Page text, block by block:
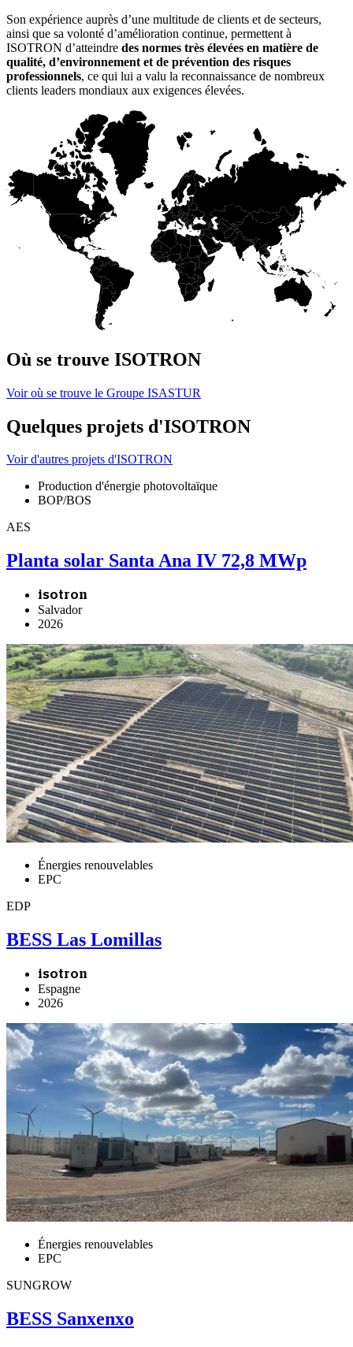
Son expérience auprès d’une multitude de clients et de secteurs,
ainsi que sa volonté d’amélioration continue, permettent à
ISOTRON d’atteindre des normes très élevées en matière de
qualité, d’environnement et de prévention des risques
professionnels, ce qui lui a valu la reconnaissance de nombreux
clients leaders mondiaux aux exigences élevées.
Où se trouve ISOTRON
Voir où se trouve le Groupe ISASTUR
Quelques projets d'ISOTRON
Voir d'autres projets d'ISOTRON
Production d'énergie photovoltaïque
BOP/BOS
AES
Planta solar Santa Ana IV 72,8 MWp
isotron
Salvador
2026
Énergies renouvelables
EPC
EDP
BESS Las Lomillas
isotron
Espagne
2026
Énergies renouvelables
EPC
SUNGROW
BESS Sanxenxo